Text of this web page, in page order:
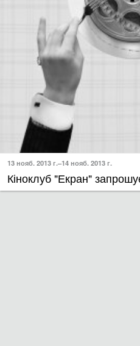
13 нояб. 2013 г.–14 нояб. 2013 г.
Кіноклуб "Екран" запрошує!